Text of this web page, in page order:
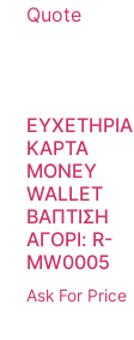
Quote
ΕΥΧΕΤΗΡΙΑ
ΚΑΡΤΑ
ΜΟΝΕΥ
WALLET
ΒΑΠΤΙΣΗ
ΑΓΟΡΙ: R-
MW0005
Ask For Price